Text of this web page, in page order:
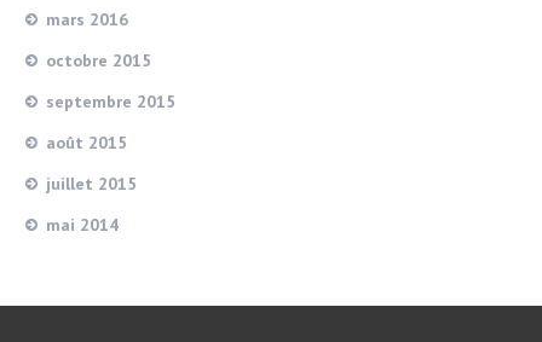
mars 2016
octobre 2015
septembre 2015
août 2015
juillet 2015
mai 2014